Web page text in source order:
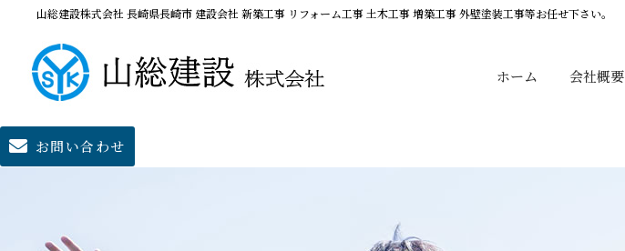
山総建設株式会社 長崎県長崎市 建設会社 新築工事 リフォーム工事 土木工事 増築工事 外壁塗装工事等お任せ下さい。
ホーム 会社概要
お問い合わせ